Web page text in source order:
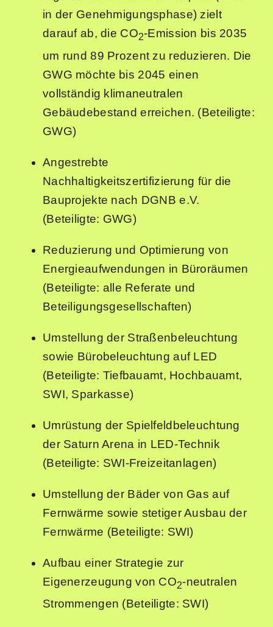
in der Genehmigungsphase) zielt
darauf ab, die CO2-Emission bis 2035
um rund 89 Prozent zu reduzieren. Die
GWG möchte bis 2045 einen
vollständig klimaneutralen
Gebäudebestand erreichen. (Beteiligte:
GWG)
Angestrebte
Nachhaltigkeitszertifizierung für die
Bauprojekte nach DGNB e.V.
(Beteiligte: GWG)
Reduzierung und Optimierung von
Energieaufwendungen in Büroräumen
(Beteiligte: alle Referate und
Beteiligungsgesellschaften)
Umstellung der Straßenbeleuchtung
sowie Bürobeleuchtung auf LED
(Beteiligte: Tiefbauamt, Hochbauamt,
SWI, Sparkasse)
Umrüstung der Spielfeldbeleuchtung
der Saturn Arena in LED-Technik
(Beteiligte: SWI-Freizeitanlagen)
Umstellung der Bäder von Gas auf
Fernwärme sowie stetiger Ausbau der
Fernwärme (Beteiligte: SWI)
Aufbau einer Strategie zur
Eigenerzeugung von CO2-neutralen
Strommengen (Beteiligte: SWI)